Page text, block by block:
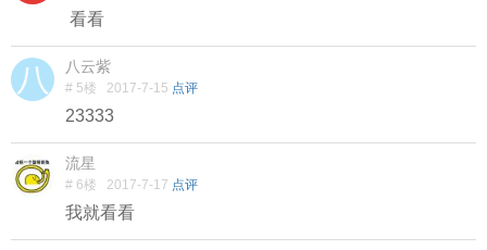
看看
八云紫
# 5楼 2017-7-15 点评
23333
流星
# 6楼 2017-7-17 点评
我就看看